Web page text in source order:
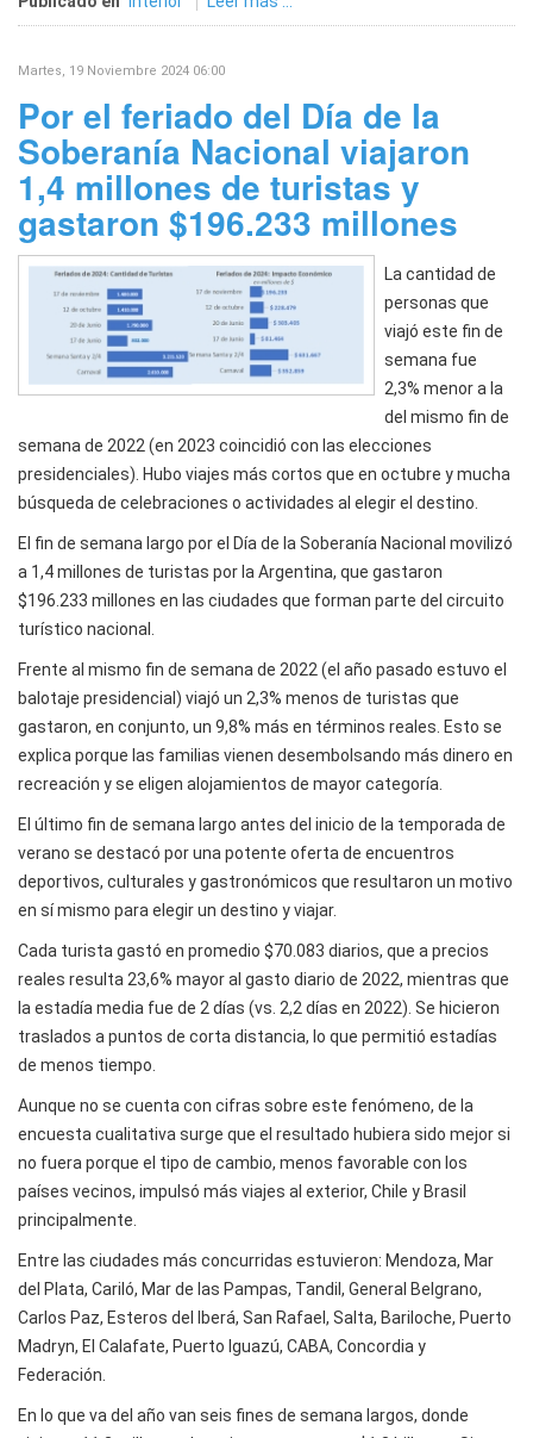
Martes, 19 Noviembre 2024 06:00
Por el feriado del Día de la
Soberanía Nacional viajaron
1,4 millones de turistas y
gastaron $196.233 millones
La cantidad de
personas que
viajó este fin de
semana fue
2,3% menor a la
del mismo fin de
semana de 2022 (en 2023 coincidió con las elecciones
presidenciales). Hubo viajes más cortos que en octubre y mucha
búsqueda de celebraciones o actividades al elegir el destino.
El fin de semana largo por el Día de la Soberanía Nacional movilizó
a 1,4 millones de turistas por la Argentina, que gastaron
$196.233 millones en las ciudades que forman parte del circuito
turístico nacional.
Frente al mismo fin de semana de 2022 (el año pasado estuvo el
balotaje presidencial) viajó un 2,3% menos de turistas que
gastaron, en conjunto, un 9,8% más en términos reales. Esto se
explica porque las familias vienen desembolsando más dinero en
recreación y se eligen alojamientos de mayor categoría.
El último fin de semana largo antes del inicio de la temporada de
verano se destacó por una potente oferta de encuentros
deportivos, culturales y gastronómicos que resultaron un motivo
en sí mismo para elegir un destino y viajar.
Cada turista gastó en promedio $70.083 diarios, que a precios
reales resulta 23,6% mayor al gasto diario de 2022, mientras que
la estadía media fue de 2 días (vs. 2,2 días en 2022). Se hicieron
traslados a puntos de corta distancia, lo que permitió estadías
de menos tiempo.
Aunque no se cuenta con cifras sobre este fenómeno, de la
encuesta cualitativa surge que el resultado hubiera sido mejor si
no fuera porque el tipo de cambio, menos favorable con los
países vecinos, impulsó más viajes al exterior, Chile y Brasil
principalmente.
Entre las ciudades más concurridas estuvieron: Mendoza, Mar
del Plata, Cariló, Mar de las Pampas, Tandil, General Belgrano,
Carlos Paz, Esteros del Iberá, San Rafael, Salta, Bariloche, Puerto
Madryn, El Calafate, Puerto Iguazú, CABA, Concordia y
Federación.
En lo que va del año van seis fines de semana largos, donde